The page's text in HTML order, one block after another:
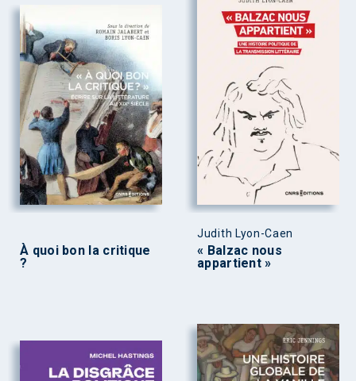
À quoi bon la critique
?
Judith Lyon-Caen
« Balzac nous
appartient »